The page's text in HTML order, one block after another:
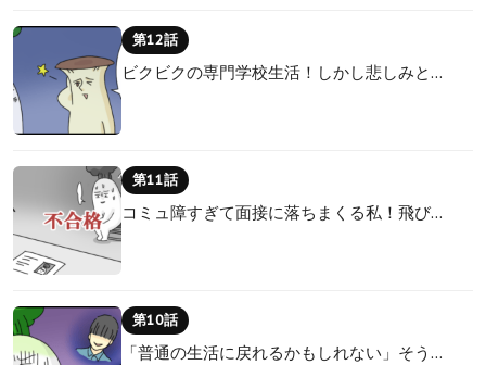
第12話
ビクビクの専門学校生活！しかし悲しみと…
第11話
コミュ障すぎて面接に落ちまくる私！飛び…
第10話
「普通の生活に戻れるかもしれない」そう…